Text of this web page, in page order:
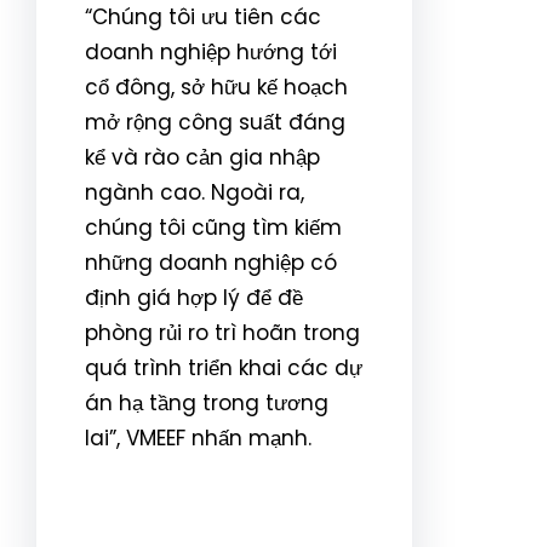
“Chúng tôi ưu tiên các
doanh nghiệp hướng tới
cổ đông, sở hữu kế hoạch
mở rộng công suất đáng
kể và rào cản gia nhập
ngành cao. Ngoài ra,
chúng tôi cũng tìm kiếm
những doanh nghiệp có
định giá hợp lý để đề
phòng rủi ro trì hoãn trong
quá trình triển khai các dự
án hạ tầng trong tương
lai”, VMEEF nhấn mạnh.